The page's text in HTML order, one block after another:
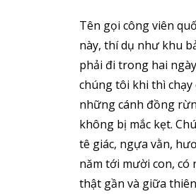
Tên gọi công viên
này, thí dụ như khu
phải đi trong hai
chúng tôi khi thì
những cánh đồng
không bị mắc kẹt.
tê giác, ngựa vằn,
năm tới mười con,
thật gần và giữa